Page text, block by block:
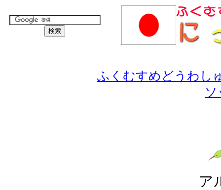
ふくむすめどうわし
ア